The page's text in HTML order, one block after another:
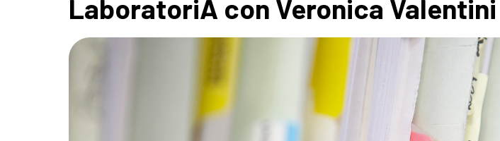
LaboratoriA con Veronica Valentini